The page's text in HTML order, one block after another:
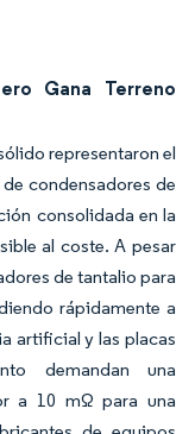
Gana Terreno
representaron el
condensadores de
consolidada en la
al coste. A pesar
de tantalio para
rápidamente a
artificial y las placas
demandan una
a 10 mΩ para una